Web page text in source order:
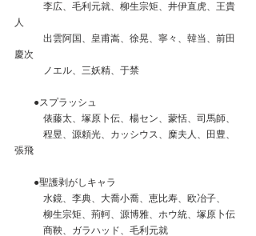
李広、毛利元就、柳生宗矩、井伊直虎、王貴
人
出雲阿国、皇甫嵩、徐晃、寧々、韓当、前田
慶次
ノエル、三妖精、于禁
●スプラッシュ
俵藤太、塚原卜伝、楊セン、蒙恬、司馬師、
程昱、源頼光、カッシウス、糜夫人、田豊、
張飛
●聖護剥がしキャラ
水鏡、李典、大喬小喬、恵比寿、欧冶子、
柳生宗矩、荊軻、源博雅、ホウ統、塚原卜伝
商鞅、ガラハッド、毛利元就